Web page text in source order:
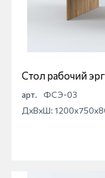
Стол рабочий
арт.
ФСЭ-03
ДхВхШ: